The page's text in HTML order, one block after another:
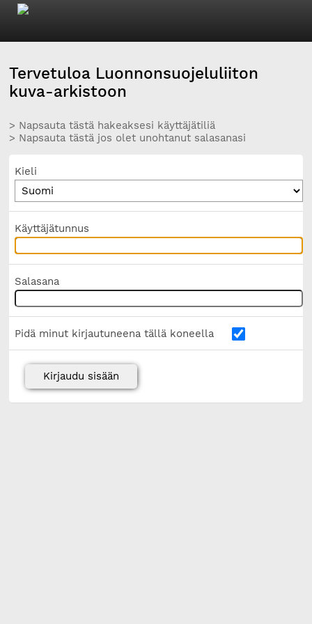
Tervetuloa Luonnonsuojeluliiton
kuva-arkistoon
> Napsauta tästä hakeaksesi käyttäjätiliä
> Napsauta tästä jos olet unohtanut salasanasi
Kieli
Käyttäjätunnus
Salasana
Pidä minut kirjautuneena tällä koneella